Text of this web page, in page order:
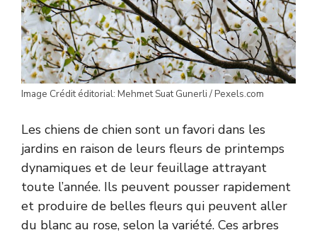
Image Crédit éditorial: Mehmet Suat Gunerli / Pexels.com
Les chiens de chien sont un favori dans les
jardins en raison de leurs fleurs de printemps
dynamiques et de leur feuillage attrayant
toute l’année. Ils peuvent pousser rapidement
et produire de belles fleurs qui peuvent aller
du blanc au rose, selon la variété. Ces arbres